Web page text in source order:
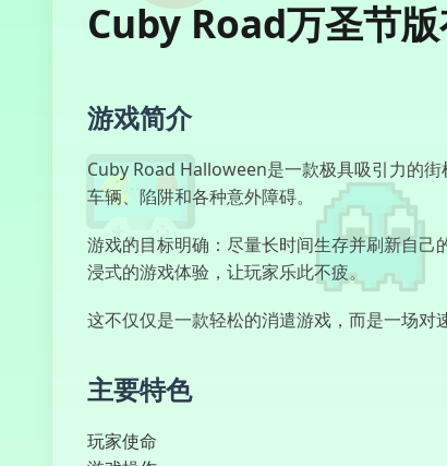
Cuby Road万圣节版
游戏简介
Cuby Road Halloween是一款极具吸引力的
车辆、陷阱和各种意外障碍。
游戏的目标明确：尽量长时间生存并刷新自
浸式的游戏体验，让玩家乐此不疲。
这不仅仅是一款轻松的消遣游戏，而是一场对
主要特色
玩家使命